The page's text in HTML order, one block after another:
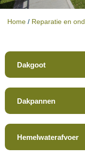
Home / Reparatie en
Dakgoot
Dakpannen
Hemelwaterafvoer